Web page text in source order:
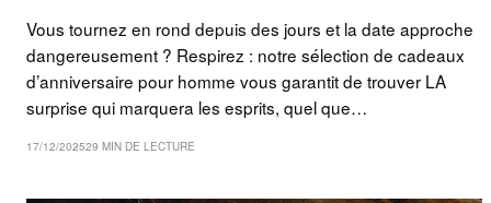
Vous tournez en rond depuis des jours et la date approche
dangereusement ? Respirez : notre sélection de cadeaux
d’anniversaire pour homme vous garantit de trouver LA
surprise qui marquera les esprits, quel que…
17/12/202529 MIN DE LECTURE